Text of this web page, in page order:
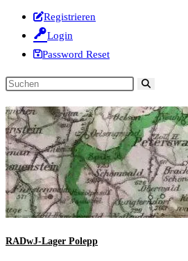
Registrieren
Login
Password Reset
Diese
durchsuchen
RADwJ-Lager Polepp